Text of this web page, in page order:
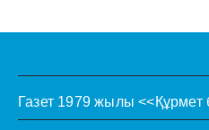
Газет 1979 жылы <<Құрмет